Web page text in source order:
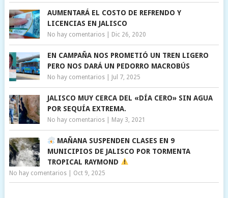
AUMENTARÁ EL COSTO DE REFRENDO Y
LICENCIAS EN JALISCO
No hay comentarios| Dic 26, 2020
EN CAMPAÑA NOS PROMETIÓ UN TREN LIGERO
PERO NOS DARÁ UN PEDORRO MACROBÚS
No hay comentarios| Jul 7, 2025
JALISCO MUY CERCA DEL «DÍA CERO» SIN AGUA
POR SEQUÍA EXTREMA.
No hay comentarios| May 3, 2021
MAÑANA SUSPENDEN CLASES EN 9
MUNICIPIOS DE JALISCO POR TORMENTA
TROPICAL RAYMOND
No hay comentarios| Oct 9, 2025